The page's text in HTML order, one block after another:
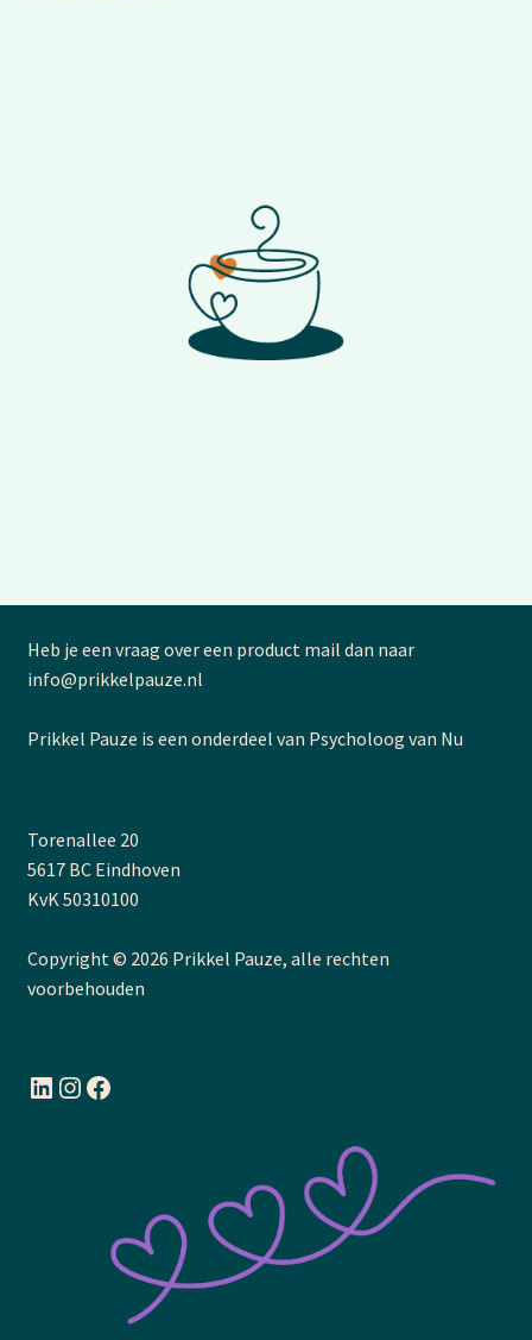
Heb je een vraag over een product mail dan naar
info@prikkelpauze.nl
Prikkel Pauze is een onderdeel van Psycholoog van Nu
Torenallee 20
5617 BC Eindhoven
KvK 50310100
Copyright © 2026 Prikkel Pauze, alle rechten
voorbehouden
LinkedIn
Instagram
Facebook